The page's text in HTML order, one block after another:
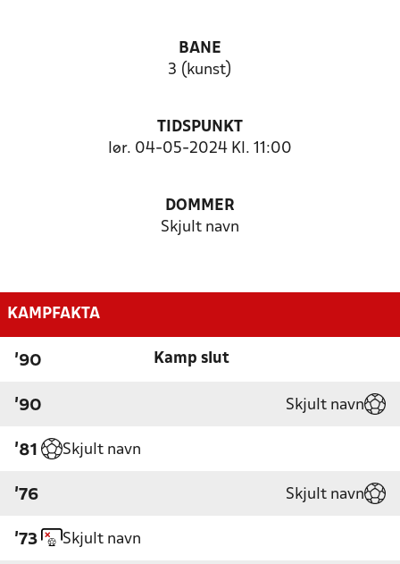
BANE
3 (kunst)
TIDSPUNKT
lør. 04-05-2024 Kl. 11:00
DOMMER
Skjult navn
KAMPFAKTA
'90 Kamp slut
'90 Skjult navn
'81 Skjult navn
'76 Skjult navn
'73 Skjult navn